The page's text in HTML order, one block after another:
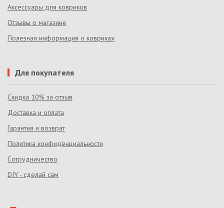
Аксессуары для ковриков
Отзывы о магазине
Полезная информация о ковриках
Для покупателя
Скидка 10% за отзыв
Доставка и оплата
Гарантия и возврат
Политика конфиденциальности
Сотрудничество
DIY - сделай сам